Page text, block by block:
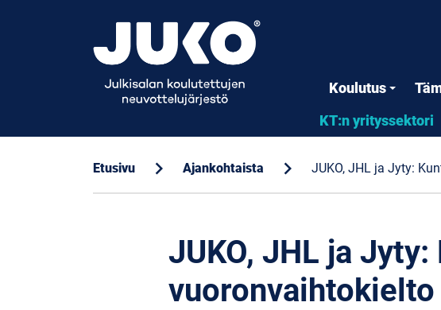
Koulutus
KT:n yrityssektori
Etusivu chevron_right Ajankohtaista chevron_right JUKO, JHL ja Jyty:
JUKO, JHL ja
vuoronvaihtokielto